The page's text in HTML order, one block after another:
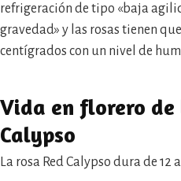
refrigeración de tipo «baja
gravedad» y las rosas tienen
centígrados con un nivel de
Vida en florero de
Calypso
La rosa Red Calypso dura de 12